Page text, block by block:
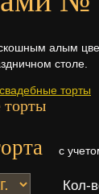
алым
столе.
свадебные торты
с
Кол-